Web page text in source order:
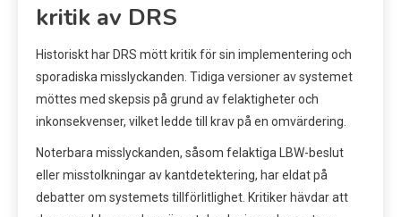
kritik av DRS
Historiskt har DRS mött kritik för sin implementering och
sporadiska misslyckanden. Tidiga versioner av systemet
möttes med skepsis på grund av felaktigheter och
inkonsekvenser, vilket ledde till krav på en omvärdering.
Noterbara misslyckanden, såsom felaktiga LBW-beslut
eller misstolkningar av kantdetektering, har eldat på
debatter om systemets tillförlitlighet. Kritiker hävdar att